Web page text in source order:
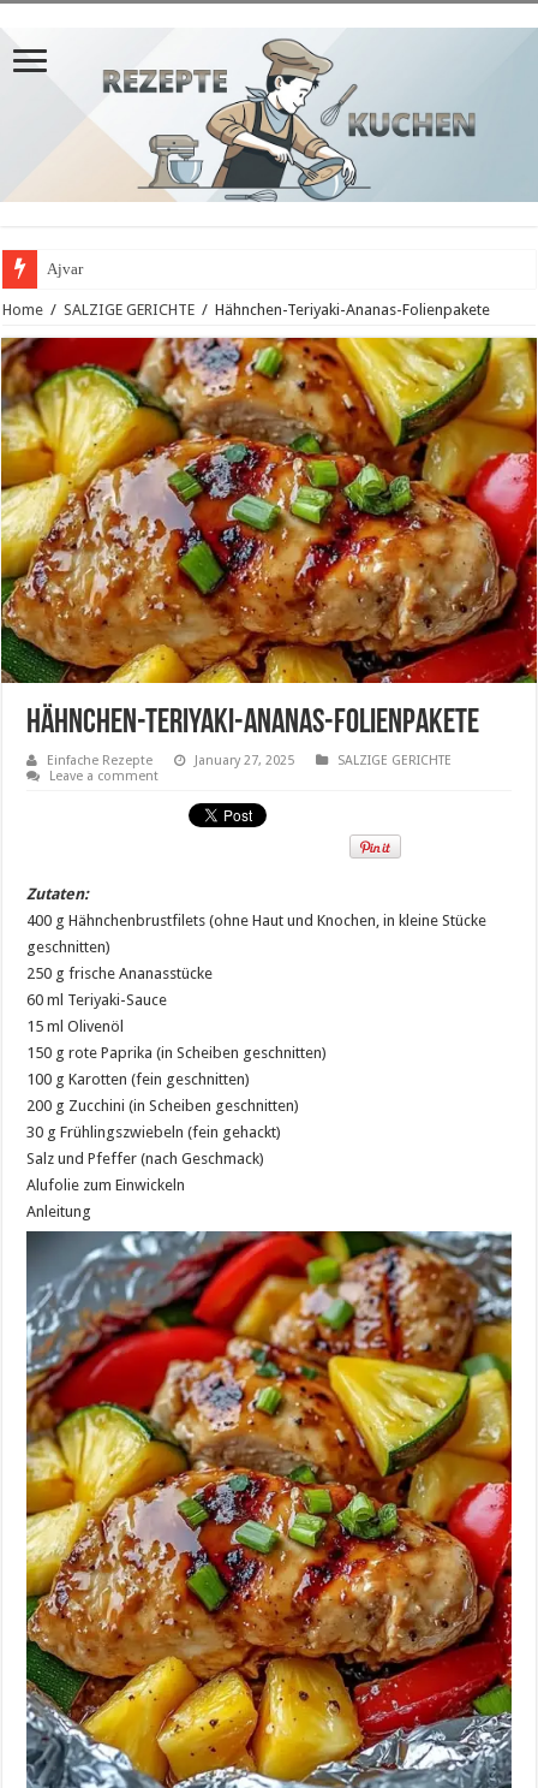
Ajvar
Home / SALZIGE GERICHTE / Hähnchen-Teriyaki-Ananas-Folienpakete
Hähnchen-Teriyaki-Ananas-Folienpakete
Einfache Rezepte January 27, 2025
SALZIGE GERICHTE
Leave a comment
Zutaten:
400 g Hähnchenbrustfilets (ohne Haut und Knochen, in kleine Stücke
geschnitten)
250 g frische Ananasstücke
60 ml Teriyaki-Sauce
15 ml Olivenöl
150 g rote Paprika (in Scheiben geschnitten)
100 g Karotten (fein geschnitten)
200 g Zucchini (in Scheiben geschnitten)
30 g Frühlingszwiebeln (fein gehackt)
Salz und Pfeffer (nach Geschmack)
Alufolie zum Einwickeln
Anleitung